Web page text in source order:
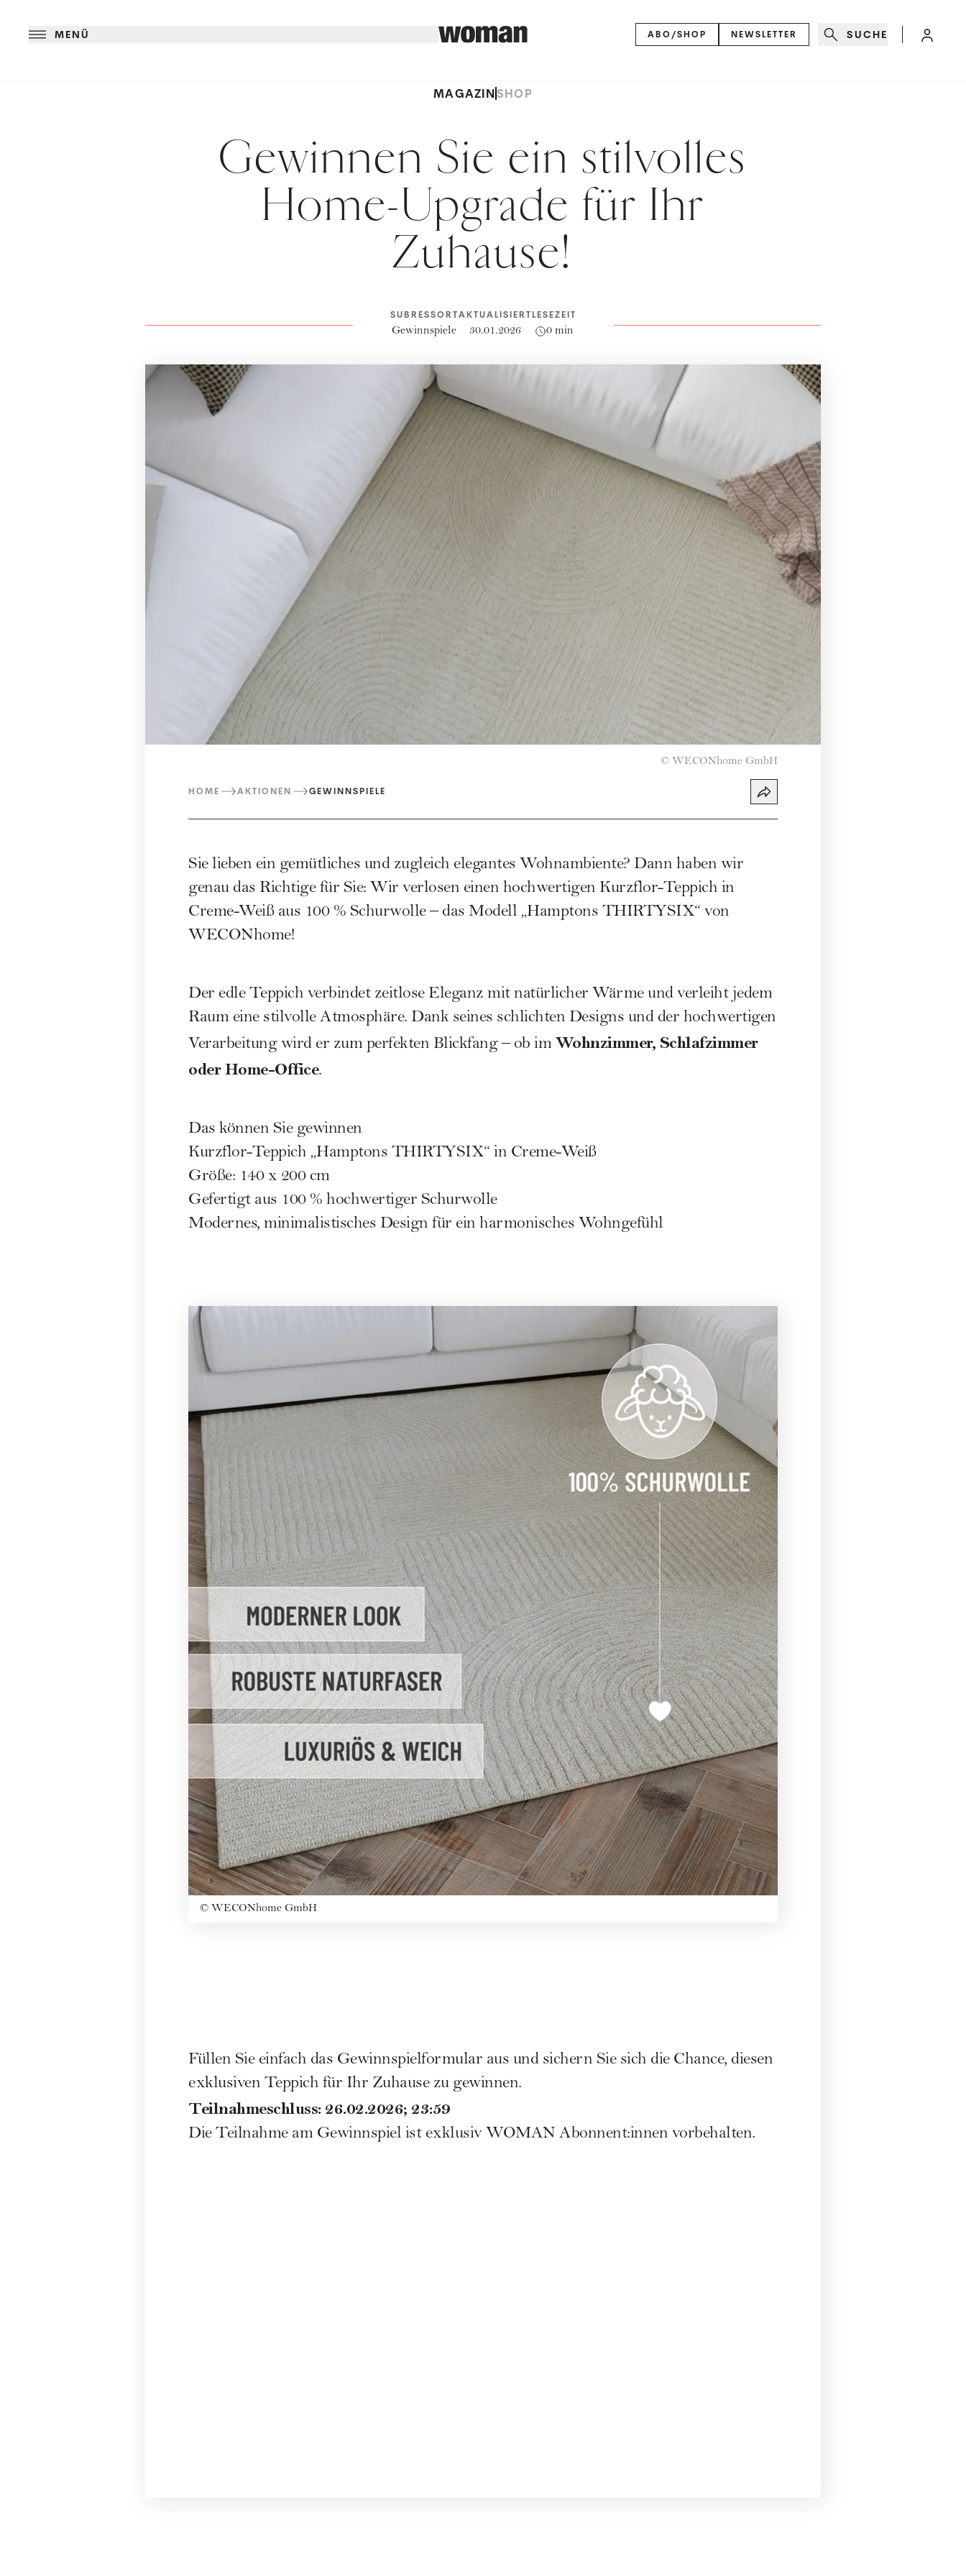
MENÜ ABO/SHOP NEWSLETTER SUCHE
MAGAZINSHOP
Gewinnen Sie ein stilvolles
Home-Upgrade für Ihr
Zuhause!
SUBRESSORT
Gewinnspiele
AKTUALISIERT
30.01.2026
LESEZEIT
0 min
© WECONhome GmbH
HOME AKTIONEN GEWINNSPIELE
Sie lieben ein gemütliches und zugleich elegantes Wohnambiente? Dann haben wir
genau das Richtige für Sie: Wir verlosen einen hochwertigen Kurzflor-Teppich in
Creme-Weiß aus 100 % Schurwolle – das Modell „Hamptons THIRTYSIX“ von
WECONhome!
Der edle Teppich verbindet zeitlose Eleganz mit natürlicher Wärme und verleiht jedem
Raum eine stilvolle Atmosphäre. Dank seines schlichten Designs und der hochwertigen
Verarbeitung wird er zum perfekten Blickfang – ob im Wohnzimmer, Schlafzimmer
oder Home-Office.
Das können Sie gewinnen
Kurzflor-Teppich „Hamptons THIRTYSIX“ in Creme-Weiß
Größe: 140 x 200 cm
Gefertigt aus 100 % hochwertiger Schurwolle
Modernes, minimalistisches Design für ein harmonisches Wohngefühl
© WECONhome GmbH
Füllen Sie einfach das Gewinnspielformular aus und sichern Sie sich die Chance, diesen
exklusiven Teppich für Ihr Zuhause zu gewinnen.
Teilnahmeschluss: 26.02.2026; 23:59
Die Teilnahme am Gewinnspiel ist exklusiv WOMAN Abonnent:innen vorbehalten.